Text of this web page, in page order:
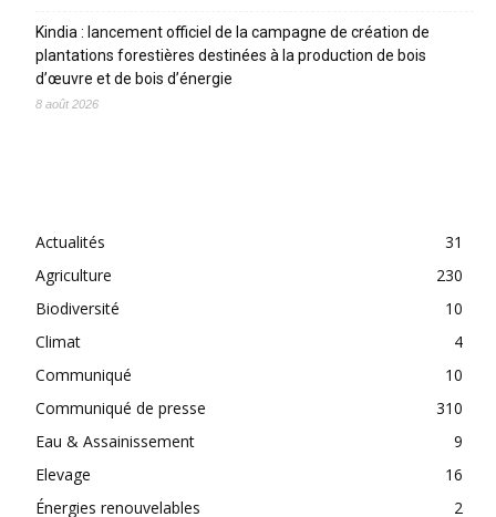
Kindia : lancement officiel de la campagne de création de
plantations forestières destinées à la production de bois
d’œuvre et de bois d’énergie
8 août 2026
Actualités
31
Agriculture
230
Biodiversité
10
Climat
4
Communiqué
10
Communiqué de presse
310
Eau & Assainissement
9
Elevage
16
Énergies renouvelables
2